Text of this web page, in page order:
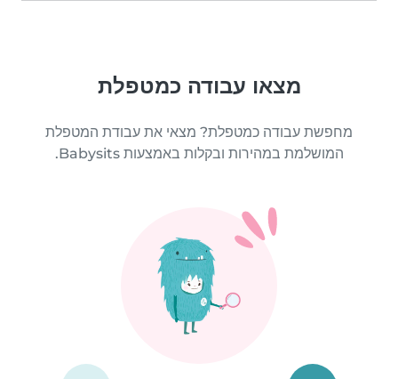
מצאו עבודה כמטפלת
מחפשת עבודה כמטפלת? מצאי את עבודת המטפלת
המושלמת במהירות ובקלות באמצעות Babysits.